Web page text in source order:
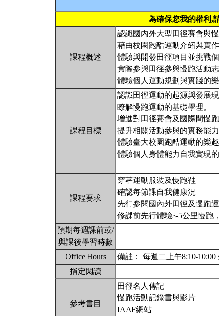
為確保您我的權利,
課程概述
認識國內外大型田徑賽會與
藉由校園跑酷運動介紹與實
體驗與開發田徑項目並挑戰
實際參與田徑參與慢跑活動
體驗個人運動規劃與實踐的
課程目標
認識田徑運動的起源與發展
瞭解慢跑運動的基礎學理。
增進對田徑賽會及國際間慢
提升相關活動參與的實務能
體驗臺大校園跑酷運動的樂
體驗個人身體能力自我實現
課程要求
穿著運動服裝及慢跑鞋
確認每節課自我健康況
先行參閱國內外田徑及慢跑
修課前先行體驗3-5公里慢跑
預期每週課前或/
與課後學習時數
Office Hours
備註： 每週二上午8:10-
指定閱讀
參考書目
田徑名人傳記
慢跑活動記錄書與影片
IAAF網站